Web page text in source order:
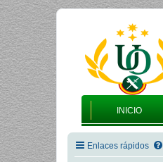
INICIO
Enlaces rápidos